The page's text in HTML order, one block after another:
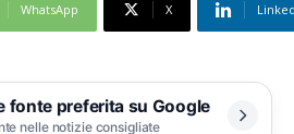
WhatsApp X
fonte preferita su Google
nelle notizie consigliate